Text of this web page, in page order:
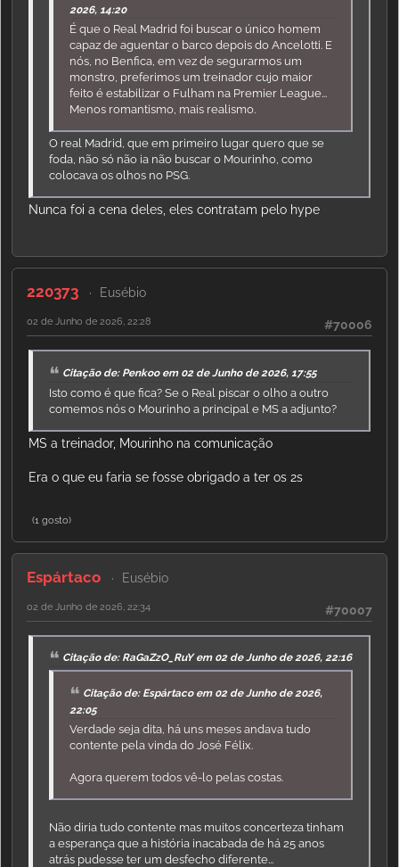
2026, 14:20
É que o Real Madrid foi buscar o único homem
capaz de aguentar o barco depois do Ancelotti. E
nós, no Benfica, em vez de segurarmos um
monstro, preferimos um treinador cujo maior
feito é estabilizar o Fulham na Premier League...
Menos romantismo, mais realismo.
O real Madrid, que em primeiro lugar quero que se
foda, não só não ia não buscar o Mourinho, como
colocava os olhos no PSG.
Nunca foi a cena deles, eles contratam pelo hype
220373 Eusébio
#70006
02 de Junho de 2026, 22:28
Citação de: Penkoo em 02 de Junho de 2026, 17:55
Isto como é que fica? Se o Real piscar o olho a outro
comemos nós o Mourinho a principal e MS a adjunto?
MS a treinador, Mourinho na comunicação
Era o que eu faria se fosse obrigado a ter os 2s
(1 gosto)
Espártaco Eusébio
#70007
02 de Junho de 2026, 22:34
Citação de: RaGaZzO_RuY em 02 de Junho de 2026, 22:16
Citação de: Espártaco em 02 de Junho de 2026,
22:05
Verdade seja dita, há uns meses andava tudo
contente pela vinda do José Félix.
Agora querem todos vê-lo pelas costas.
Não diria tudo contente mas muitos concerteza tinham
a esperança que a história inacabada de há 25 anos
atrás pudesse ter um desfecho diferente...